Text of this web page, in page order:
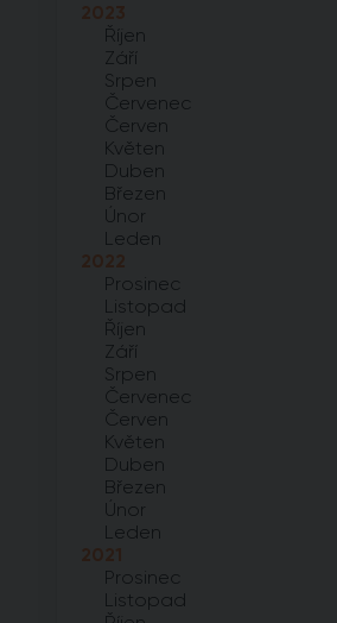
2023
Říjen
Září
Srpen
Červenec
Červen
Květen
Duben
Březen
Únor
Leden
2022
Prosinec
Listopad
Říjen
Září
Srpen
Červenec
Červen
Květen
Duben
Březen
Únor
Leden
2021
Prosinec
Listopad